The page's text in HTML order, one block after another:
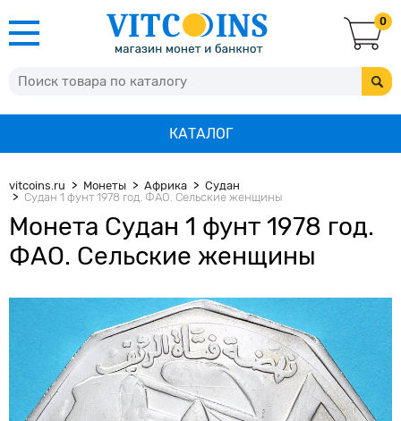
0
КАТАЛОГ
vitcoins.ru Монеты Африка
Судан
Судан 1 фунт 1978 год. ФАО. Сельские женщины
Монета Судан 1 фунт 1978 год.
ФАО. Сельские женщины